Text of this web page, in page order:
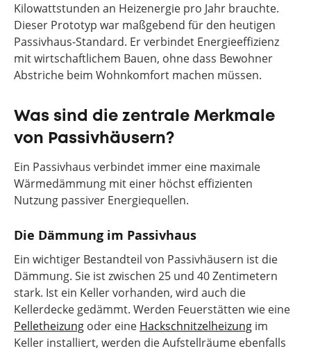
Kilowattstunden an Heizenergie pro Jahr brauchte.
Dieser Prototyp war maßgebend für den heutigen
Passivhaus-Standard. Er verbindet Energieeffizienz
mit wirtschaftlichem Bauen, ohne dass Bewohner
Abstriche beim Wohnkomfort machen müssen.
Was sind die zentrale Merkmale
von Passivhäusern?
Ein Passivhaus verbindet immer eine maximale
Wärmedämmung mit einer höchst effizienten
Nutzung passiver Energiequellen.
Die Dämmung im Passivhaus
Ein wichtiger Bestandteil von Passivhäusern ist die
Dämmung. Sie ist zwischen 25 und 40 Zentimetern
stark. Ist ein Keller vorhanden, wird auch die
Kellerdecke gedämmt. Werden Feuerstätten wie eine
Pelletheizung oder eine Hackschnitzelheizung im
Keller installiert, werden die Aufstellräume ebenfalls